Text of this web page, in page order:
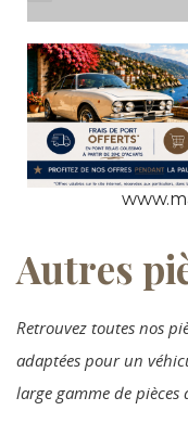
Autres
Retrouvez toutes nos
adaptées pour un
large gamme de pièces